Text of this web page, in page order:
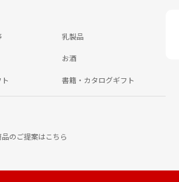
乳製品
お酒
書籍・カタログギフト
品のご提案はこちら